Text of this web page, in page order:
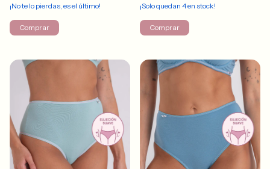
¡No te lo pierdas, es el último!
Comprar
¡Solo quedan 4en stock!
Comprar